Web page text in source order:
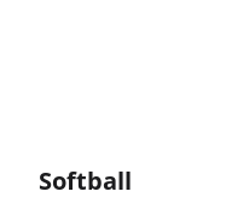
Softball